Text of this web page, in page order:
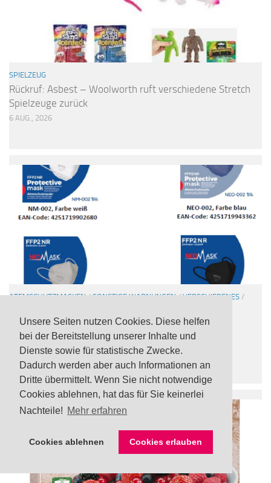
Unsere Seiten nutzen Cookies. Diese helfen
bei der Bereitstellung unserer Inhalte und
Dienste sowie für statistische Zwecke.
Dadurch werden aber auch Informationen an
Dritte übermittelt. Wenn Sie nicht notwendige
Cookies ablehnen, hat das für Sie keinerlei
Nachteile! Mehr erfahren
Cookies ablehnen Cookies erlauben
SPIELZEUG
Rückruf: Asbest – Woolworth ruft verschiedene Stretch
Spielzeuge zurück
6 AUG., 2026
ATEMSCHUTZMASKEN / SONSTIGE WARNUNGEN / VERSCHIEDENES /
Rückruf: Unzureichende Filterleistung bei FFP2
Atemschutzmasken „NeoMask“ von Lidl
3 AUG., 2023